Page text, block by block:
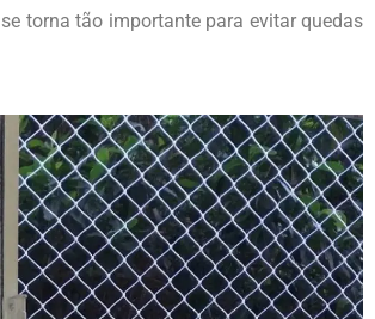
torna tão importante para evitar quedas